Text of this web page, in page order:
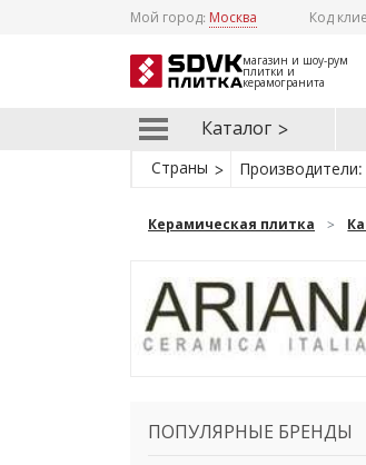
Мой город: Москва Код
магазин и шоу-рум
плитки и
керамогранита
Каталог
Страны Производители:
Керамическая плитка
ПОПУЛЯРНЫЕ БРЕНДЫ